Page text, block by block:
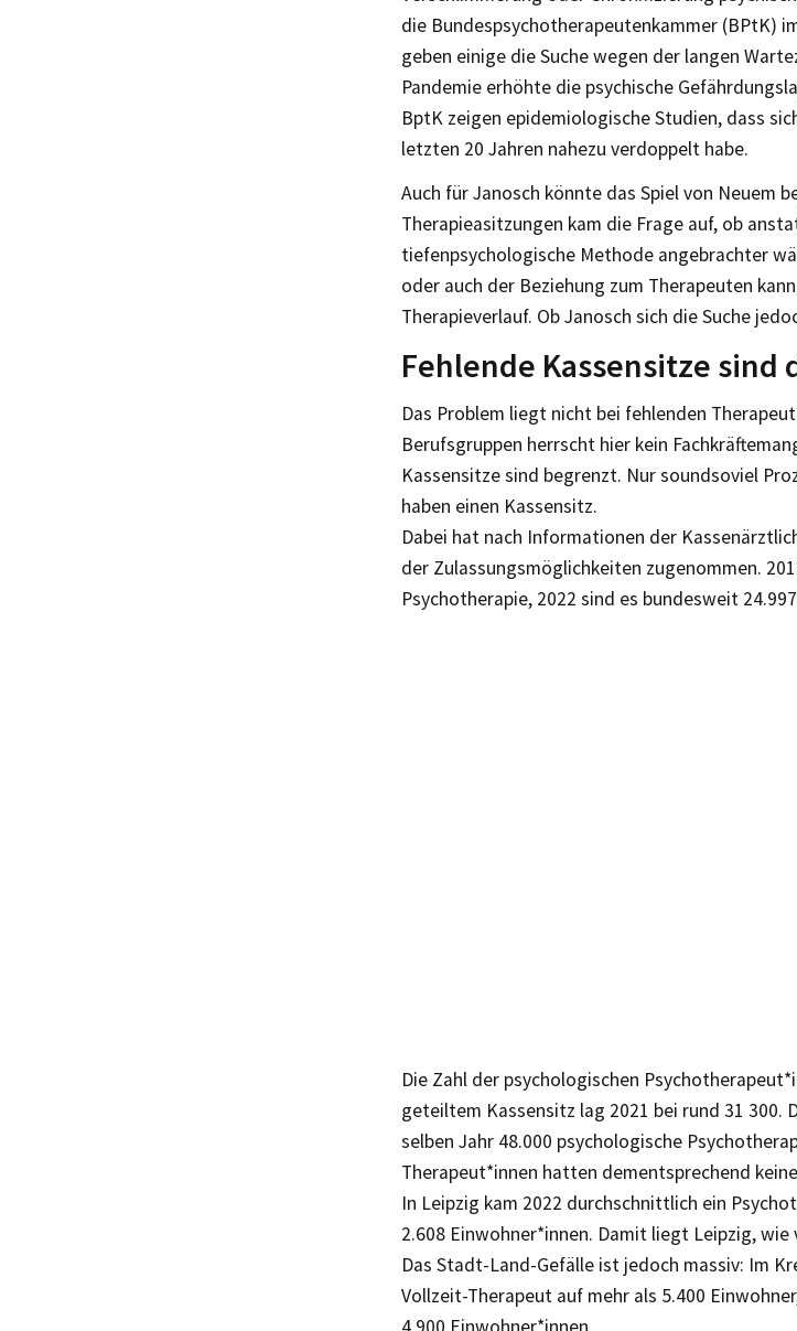
die Bundespsychotherapeutenkammer (BPtK)
geben einige die Suche wegen der langen
Pandemie erhöhte die psychische
BptK zeigen epidemiologische Studien, dass
letzten 20 Jahren nahezu verdoppelt habe.
Auch für Janosch könnte das Spiel von Neuem
Therapieasitzungen kam die Frage auf, ob
tiefenpsychologische Methode angebrachter
oder auch der Beziehung zum Therapeuten
Therapieverlauf. Ob Janosch sich die Suche
Fehlende Kassensitze sind
Das Problem liegt nicht bei fehlenden
Berufsgruppen herrscht hier kein
Kassensitze sind begrenzt. Nur soundsoviel
haben einen Kassensitz.
Dabei hat nach Informationen der
der Zulassungsmöglichkeiten zugenommen.
Psychotherapie, 2022 sind es bundesweit
Die Zahl der psychologischen
geteiltem Kassensitz lag 2021 bei rund 31
selben Jahr 48.000 psychologische
Therapeut*innen hatten dementsprechend
In Leipzig kam 2022 durchschnittlich ein
2.608 Einwohner*innen. Damit liegt Leipzig,
Das Stadt-Land-Gefälle ist jedoch massiv: Im
Vollzeit-Therapeut auf mehr als 5.400